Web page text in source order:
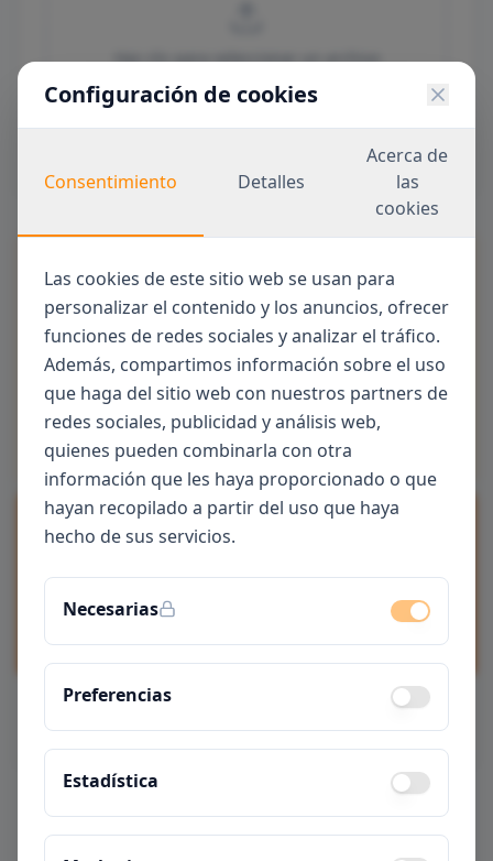
Haz clic para seleccionar un archivo
¿Buscas candidatos?
Publica tus castings de forma gratuita y
accede a miles de candidatos verificados
CÓMO FUNCIONA
funciona nuestra plataforma.
Configuración de cookies
Consentimiento Detalles
Acerca de
las
cookies
Las cookies de este sitio web se usan para
personalizar el contenido y los anuncios, ofrecer
funciones de redes sociales y analizar el tráfico.
Además, compartimos información sobre el uso
que haga del sitio web con nuestros partners de
redes sociales, publicidad y análisis web,
quienes pueden combinarla con otra
información que les haya proporcionado o que
hayan recopilado a partir del uso que haya
hecho de sus servicios.
Necesarias
Preferencias
Estadística